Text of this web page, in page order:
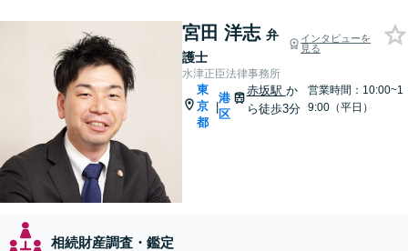
宮田 洋志 弁
護士
インタビューを
見る
水津正臣法律事務所
東
京
都
|
港
区
赤坂駅 か
ら徒歩3分
営業時間：10:00~1
9:00（平日）
相続財産調査・鑑定